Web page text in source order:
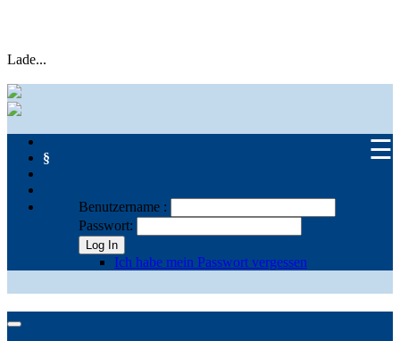
Lade...
☰
§
Benutzername :
Passwort:
Log In
Ich habe mein Passwort vergessen